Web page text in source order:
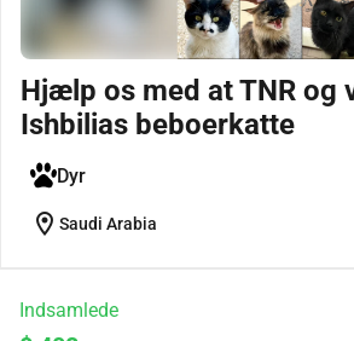
Hjælp os med at TNR og
Ishbilias beboerkatte
Dyr
location_on Saudi Arabia
Indsamlede